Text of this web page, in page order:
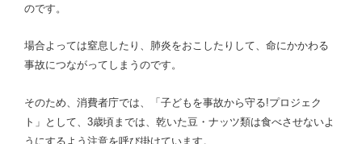
のです。
場合よっては窒息したり、肺炎をおこしたりして、命にかかわる
事故につながってしまうのです。
そのため、消費者庁では、「子どもを事故から守る!プロジェク
ト」として、3歳頃までは、乾いた豆・ナッツ類は食べさせないよ
うにするよう注意を呼び掛けています。